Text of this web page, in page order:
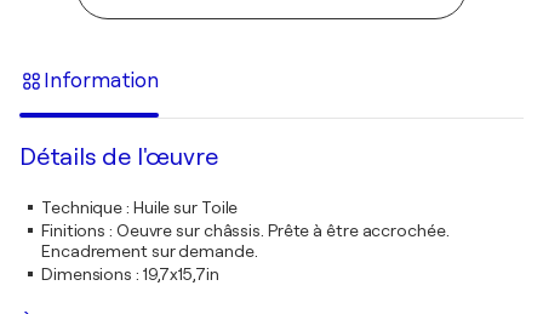
Information
Détails de l'œuvre
Technique: Huile sur Toile
Finitions : Oeuvre sur châssis. Prête à être accrochée.
Encadrement sur demande.
Dimensions : 19,7x15,7in